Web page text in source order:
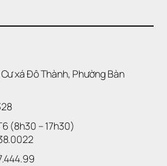
xá Đô Thành, Phường Bàn
(8h30 – 17h30)